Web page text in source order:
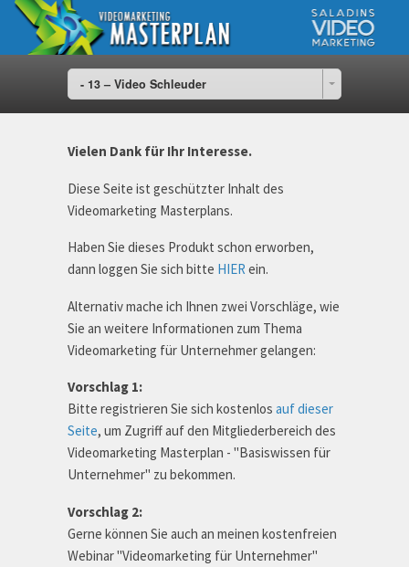
- 13 – Video Schleuder
Vielen Dank für Ihr Interesse.
Diese Seite ist geschützter Inhalt des
Videomarketing Masterplans.
Haben Sie dieses Produkt schon erworben,
dann loggen Sie sich bitte HIER ein.
Alternativ mache ich Ihnen zwei Vorschläge, wie
Sie an weitere Informationen zum Thema
Videomarketing für Unternehmer gelangen:
Vorschlag 1:
Bitte registrieren Sie sich kostenlos auf dieser
Seite, um Zugriff auf den Mitgliederbereich des
Videomarketing Masterplan - "Basiswissen für
Unternehmer" zu bekommen.
Vorschlag 2:
Gerne können Sie auch an meinen kostenfreien
Webinar "Videomarketing für Unternehmer"